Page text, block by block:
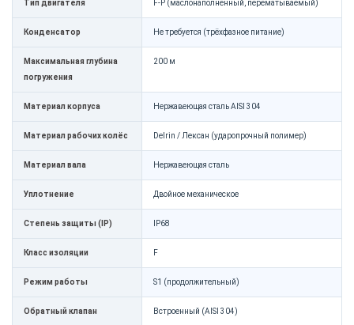
Тип двигателя F-P (маслонаполненный, перематываемый)
Конденсатор Не требуется (трёхфазное питание)
Максимальная глубина
погружения
200 м
Материал корпуса Нержавеющая сталь AISI 304
Материал рабочих колёс Delrin / Лексан (ударопрочный полимер)
Материал вала Нержавеющая сталь
Уплотнение Двойное механическое
Степень защиты (IP) IP68
Класс изоляции F
Режим работы S1 (продолжительный)
Обратный клапан Встроенный (AISI 304)